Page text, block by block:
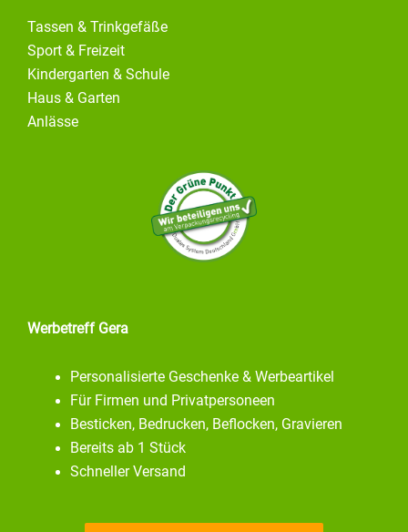
Tassen & Trinkgefäße
Sport & Freizeit
Kindergarten & Schule
Haus & Garten
Anlässe
Werbetreff Gera
Personalisierte Geschenke & Werbeartikel
Für Firmen und Privatpersoneen
Besticken, Bedrucken, Beflocken, Gravieren
Bereits ab 1 Stück
Schneller Versand